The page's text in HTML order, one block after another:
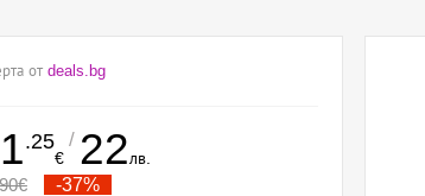
от deals.bg
.25
€
/ 22лв.
€ -37%